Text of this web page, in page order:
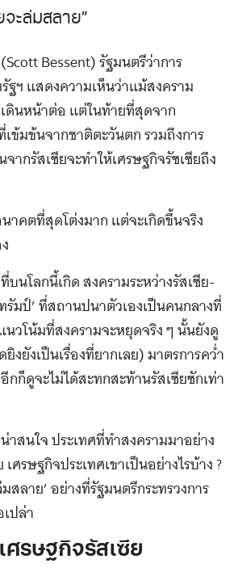
จะล่มสลาย”
Bessent) รัฐมนตรีว่าการ
ฐฯ แสดงความเห็นว่าแม้สงคราม
ดินหน้าต่อ แต่ในท้ายที่สุดจาก
ข้มข้นจากชาติตะวันตก รวมถึงการ
ากรัสเซียจะทำให้เศรษฐกิจรัซเซียถึง
าคตที่สุดโต่งมาก แต่จะเกิดขึ้นจริง
นโลกนี้เกิด สงครามระหว่างรัสเซีย-
รัมป์’ ที่สถานปนาตัวเองเป็นคนกลางที่
วโน้มที่สงครามจะหยุดจริง ๆ นั้นยังดู
งยังเป็นเรื่องที่ยากเลย) มาตรการคว่ำ
ก็ดูจะไม่ได้สะทกสะท้านรัสเซียซักเท่า
สนใจ ประเทศที่ทำสงครามมาอย่าง
ศรษฐกิจประเทศเขาเป็นอย่างไรบ้าง ?
สลาย’ อย่างที่รัฐมนตรีกระทรวงการ
ปล่า
รษฐกิจรัสเซีย